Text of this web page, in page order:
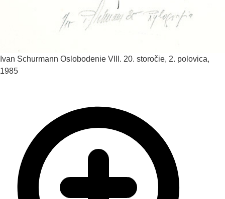
Ivan Schurmann Oslobodenie VIII. 20. storočie, 2. polovica,
1985